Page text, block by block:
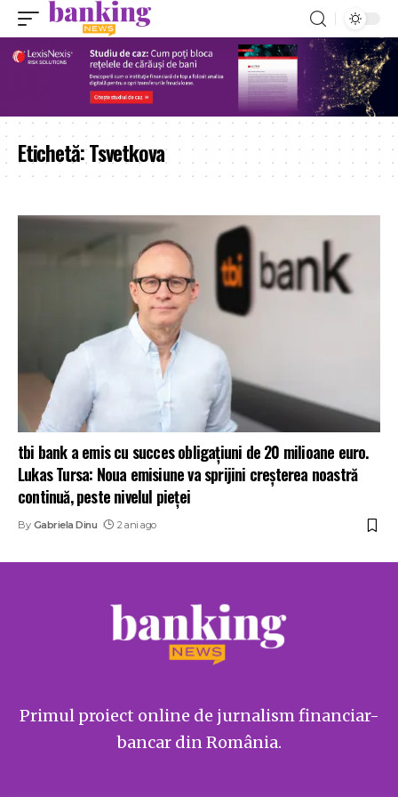
Etichetă:Tsvetkova
tbi bank a emis cu succes obligațiuni de 20 milioane euro.
Lukas Tursa: Noua emisiune va sprijini creșterea noastră
continuă, peste nivelul pieței
By Gabriela Dinu 2 ani ago
Primul proiect online de jurnalism financiar-
bancar din România.